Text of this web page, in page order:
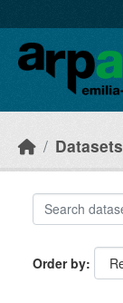
Datasets
Order by